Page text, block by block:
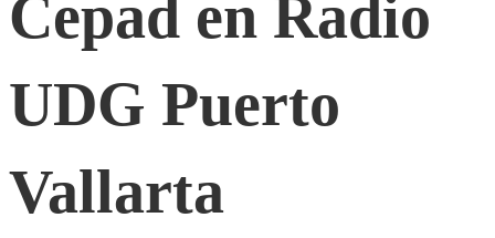
en
Radio
UDG
Cepad en Radio
UDG Puerto
Vallarta